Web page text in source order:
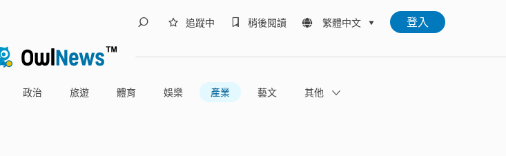
追蹤中 稍後閱讀 繁體中文 登入
政治 旅遊 體育 娛樂 產業 藝文 其他